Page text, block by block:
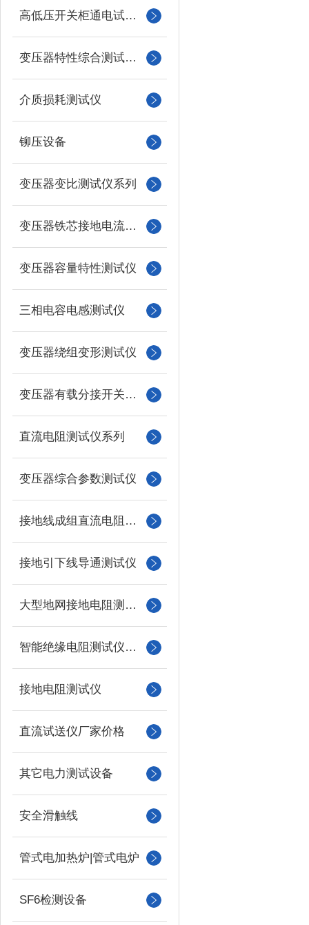
高低压开关柜通电试验台
变压器特性综合测试台系列
介质损耗测试仪
铆压设备
变压器变比测试仪系列
变压器铁芯接地电流测试仪
变压器容量特性测试仪
三相电容电感测试仪
变压器绕组变形测试仪
变压器有载分接开关测试仪
直流电阻测试仪系列
变压器综合参数测试仪
接地线成组直流电阻测试仪
接地引下线导通测试仪
大型地网接地电阻测试仪
智能绝缘电阻测试仪（兆欧表）
接地电阻测试仪
直流试送仪厂家价格
其它电力测试设备
安全滑触线
管式电加热炉|管式电炉
SF6检测设备